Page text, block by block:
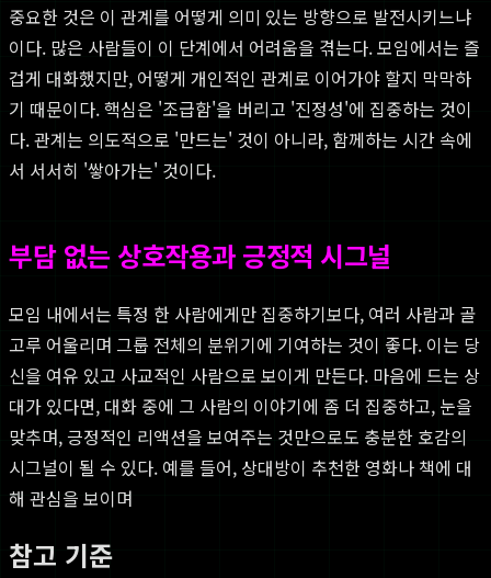
중요한 것은 이 관계를 어떻게 의미 있는 방향으로 발전시키느냐
이다. 많은 사람들이 이 단계에서 어려움을 겪는다. 모임에서는 즐
겁게 대화했지만, 어떻게 개인적인 관계로 이어가야 할지 막막하
기 때문이다. 핵심은 '조급함'을 버리고 '진정성'에 집중하는 것이
다. 관계는 의도적으로 '만드는' 것이 아니라, 함께하는 시간 속에
서 서서히 '쌓아가는' 것이다.
부담 없는 상호작용과 긍정적 시그널
모임 내에서는 특정 한 사람에게만 집중하기보다, 여러 사람과 골
고루 어울리며 그룹 전체의 분위기에 기여하는 것이 좋다. 이는 당
신을 여유 있고 사교적인 사람으로 보이게 만든다. 마음에 드는 상
대가 있다면, 대화 중에 그 사람의 이야기에 좀 더 집중하고, 눈을
맞추며, 긍정적인 리액션을 보여주는 것만으로도 충분한 호감의
시그널이 될 수 있다. 예를 들어, 상대방이 추천한 영화나 책에 대
해 관심을 보이며
참고 기준